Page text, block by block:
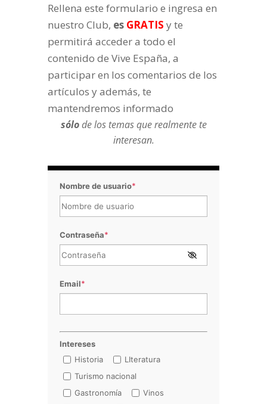
Rellena este formulario e ingresa en
nuestro Club, es GRATIS y te
permitirá acceder a todo el
contenido de Vive España, a
participar en los comentarios de los
artículos y además, te
mantendremos informado
sólode los temas que realmente te
interesan.
Nombre de usuario*
Contraseña*
Email*
Intereses
Historia
LIteratura
Turismo nacional
Gastronomía
Vinos